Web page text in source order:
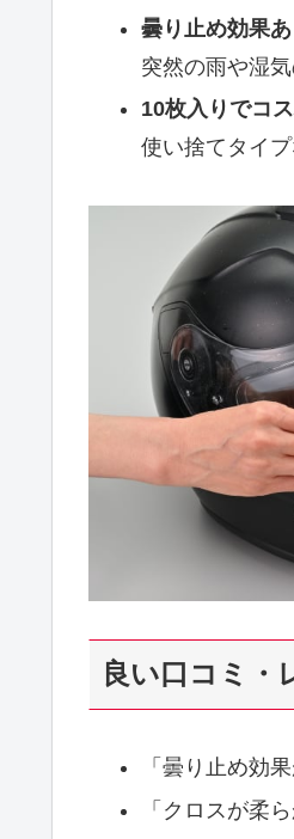
曇り止め効果あ
突然の雨や湿
10枚入りでコ
使い捨てタイプ
良い口コミ・
「曇り止め効
「クロスが柔